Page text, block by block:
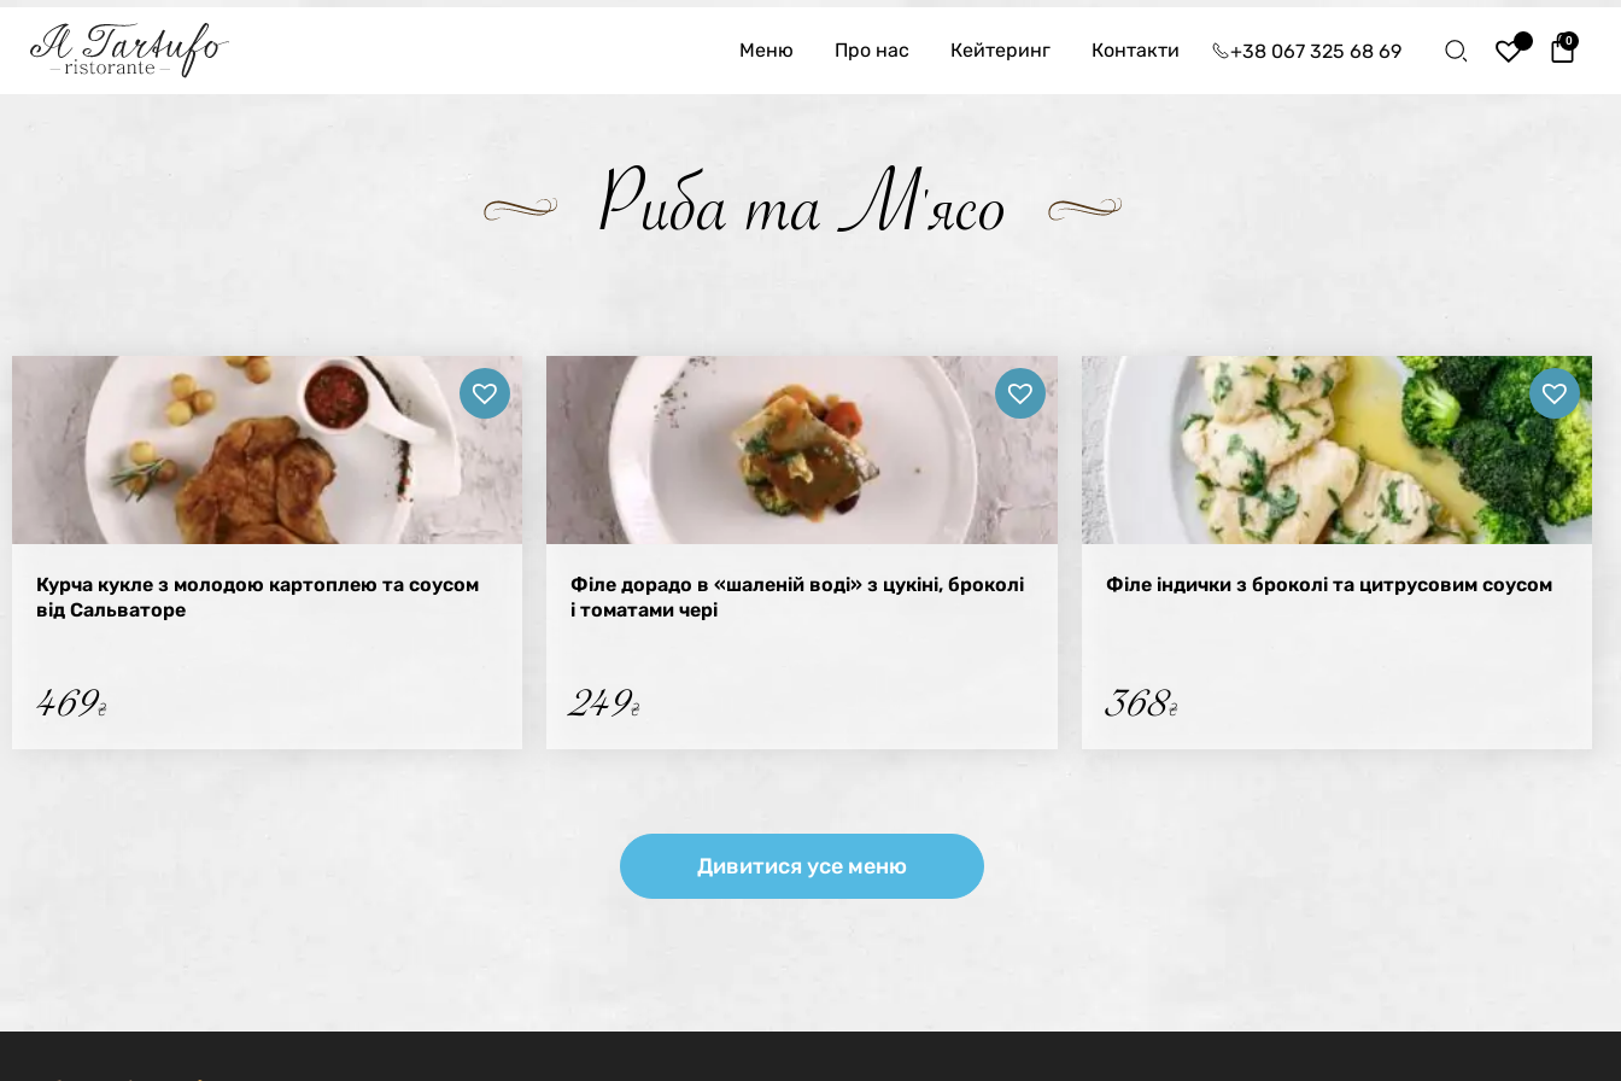
Меню Про нас Кейтеринг Контакти +38 067 325 68 69 0
Риба та М'ясо
Курча кукле з молодою картоплею та соусом
від Сальваторе
469₴
Філе дорадо в «шаленій воді» з цукіні, броколі
і томатами чері
249₴
Філе індички з броколі та цитрусовим соусом
368₴
Дивитися усе меню